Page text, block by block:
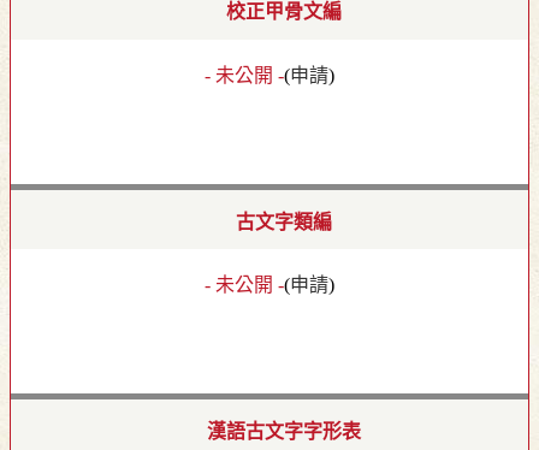
校正甲骨文編
- 未公開 -(申請)
古文字類編
- 未公開 -(申請)
漢語古文字字形表